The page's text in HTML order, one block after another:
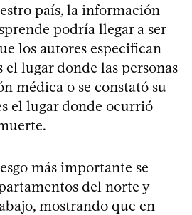
país, la información
podría llegar a ser
los autores especifican
el lugar donde las personas
médica o se constató su
el lugar donde ocurrió
más importante se
del norte y
mostrando que en